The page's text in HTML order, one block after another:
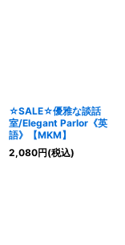
☆SALE☆優雅な談話
室/Elegant Parlor《英
語》【MKM】
2,080円(税込)